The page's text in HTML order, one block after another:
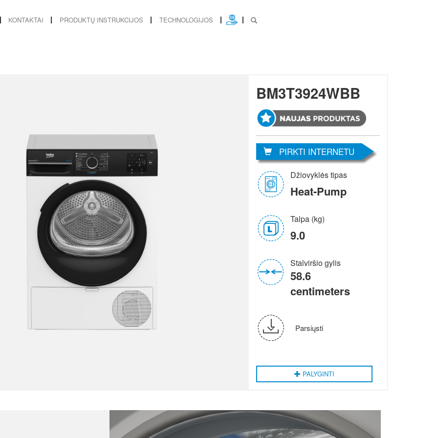
KONTAKTAI PRODUKTŲ INSTRUKCIJOS TECHNOLOGIJOS
BM3T3924WBB
PIRKTI INTERNETU
Džiovyklės tipas
Heat-Pump
Talpa (kg)
9.0
Stalviršio gylis
58.6
centimeters
Parsiųsti
PALYGINTI